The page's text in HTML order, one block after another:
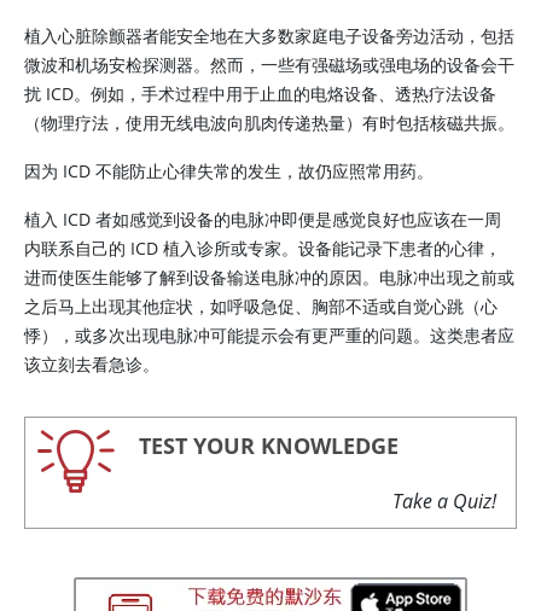
植入心脏除颤器者能安全地在大多数家庭电子设备旁边活动，包括
微波和机场安检探测器。然而，一些有强磁场或强电场的设备会干
扰 ICD。例如，手术过程中用于止血的电烙设备、透热疗法设备
（物理疗法，使用无线电波向肌肉传递热量）有时包括核磁共振。
因为 ICD 不能防止心律失常的发生，故仍应照常用药。
植入 ICD 者如感觉到设备的电脉冲即便是感觉良好也应该在一周
内联系自己的 ICD 植入诊所或专家。设备能记录下患者的心律，
进而使医生能够了解到设备输送电脉冲的原因。电脉冲出现之前或
之后马上出现其他症状，如呼吸急促、胸部不适或自觉心跳（心
悸），或多次出现电脉冲可能提示会有更严重的问题。这类患者应
该立刻去看急诊。
TEST YOUR KNOWLEDGE
Take a Quiz!